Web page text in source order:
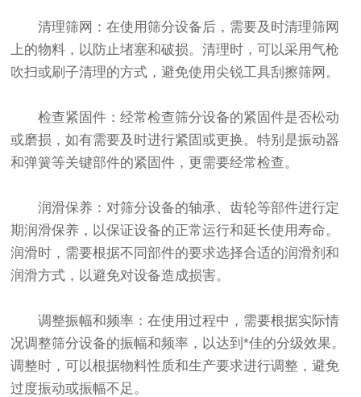
清理筛网：在使用筛分设备后，需要及时清理筛网
上的物料，以防止堵塞和破损。清理时，可以采用气枪
吹扫或刷子清理的方式，避免使用尖锐工具刮擦筛网。
检查紧固件：经常检查筛分设备的紧固件是否松动
或磨损，如有需要及时进行紧固或更换。特别是振动器
和弹簧等关键部件的紧固件，更需要经常检查。
润滑保养：对筛分设备的轴承、齿轮等部件进行定
期润滑保养，以保证设备的正常运行和延长使用寿命。
润滑时，需要根据不同部件的要求选择合适的润滑剂和
润滑方式，以避免对设备造成损害。
调整振幅和频率：在使用过程中，需要根据实际情
况调整筛分设备的振幅和频率，以达到*佳的分级效果。
调整时，可以根据物料性质和生产要求进行调整，避免
过度振动或振幅不足。